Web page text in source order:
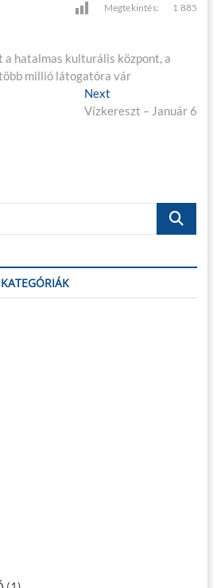
Megtekintés: 1 885
hatalmas kulturális központ, a
millió látogatóra vár
Next
e
:
Vízkereszt – Január 6
r
h
KATEGÓRIÁK